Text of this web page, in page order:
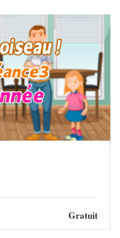
Gratuit